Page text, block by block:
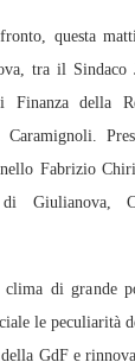
questa
tra il Sindaco
Finanza della
Caramignoli.
Fabrizio
Giulianova,
di grande
le peculiarità
GdF e